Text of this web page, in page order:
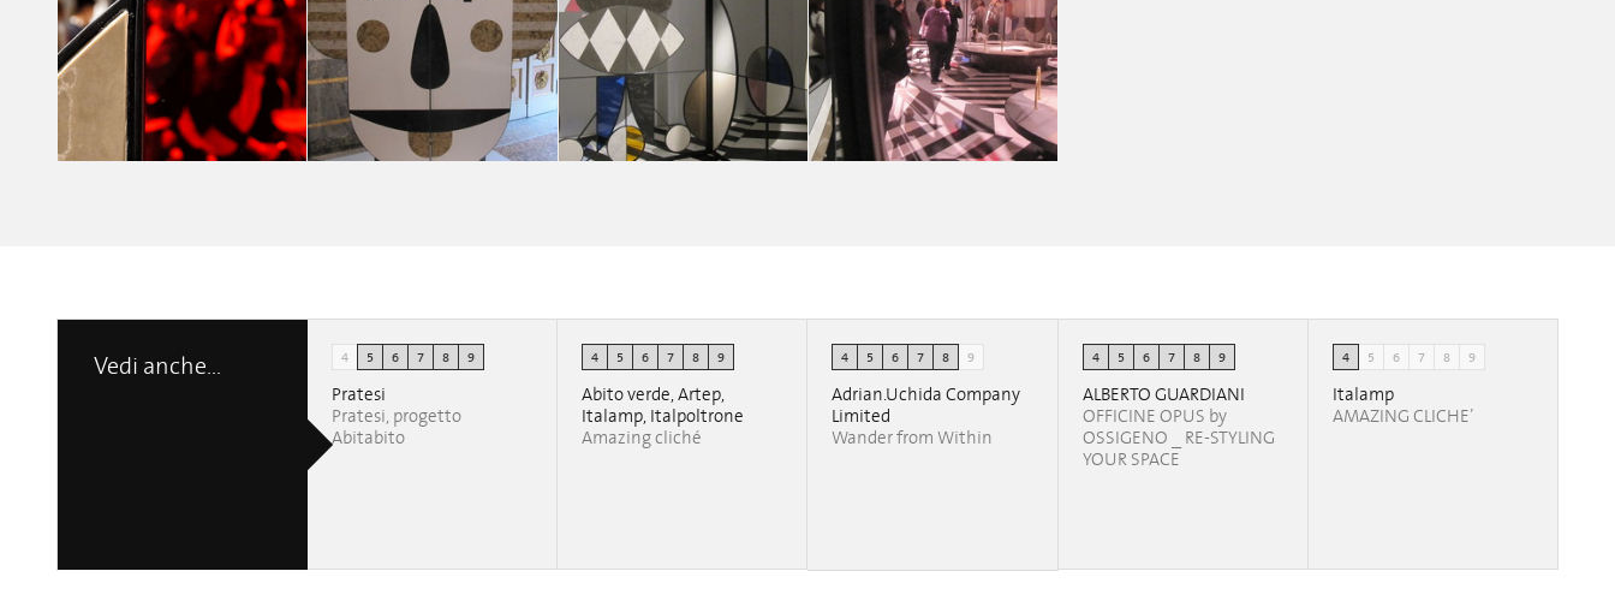
Caesarstone presents: Stone Age Folk by Jaime
Diana Castro Márquez
Caesarstone presents: Stone Age Folk by Jaime
Hayon
Diana Castro Márquez
Caesarstone presents: Stone Age Folk by Jaime
Hayon
Victor Rosas
Caesarstone presents: Stone Age Folk by Jaime
Hayon
Victor Rosas
Hayon
Caesarstone presents: Stone Age Folk by Jaime
Hayon
Caesarstone presents: Stone Age Folk by Jaime
Hayon
Miguel Reguero
Caesarstone presents: Stone Age Folk by Jaime
Hayon
Miguel Reguero
Vedi anche... 4 5 6 7 8 9
Pratesi
Pratesi, progetto
Abitabito
4 5 6 7 8 9
Abito verde, Artep,
Italamp, Italpoltrone
Amazing cliché
4 5 6 7 8 9
Adrian.Uchida Company
Limited
Wander from Within
4 5 6 7 8 9
ALBERTO GUARDIANI
OFFICINE OPUS by
OSSIGENO _ RE-STYLING
YOUR SPACE
4 5 6 7 8 9
Italamp
AMAZING CLICHE’